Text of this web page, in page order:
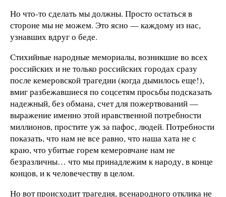
Но что-то сделать мы должны. Просто остаться в
стороне мы не можем. Это ясно — каждому из нас,
узнавших вдруг о беде.
Стихийные народные мемориалы, возникшие во всех
российских и не только российских городах сразу
после кемеровской трагедии (когда дымилось еще!),
вмиг разбежавшиеся по соцсетям просьбы подсказать
надежный, без обмана, счет для пожертвований —
выражение именно этой нравственной потребности
миллионов, простите уж за пафос, людей. Потребности
показать, что нам не все равно, что наша хата не с
краю, что убитые горем кемеровчане нам не
безразличны… что мы принадлежим к народу, в конце
концов, и к человечеству в целом.
Но вот происходит трагедия, всенародного отклика не